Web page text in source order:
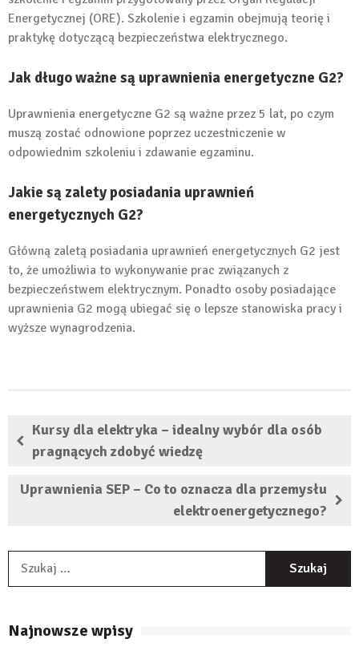
Energetycznej (ORE). Szkolenie i egzamin obejmują teorię i
praktykę dotyczącą bezpieczeństwa elektrycznego.
Jak długo ważne są uprawnienia energetyczne G2?
Uprawnienia energetyczne G2 są ważne przez 5 lat, po czym
muszą zostać odnowione poprzez uczestniczenie w
odpowiednim szkoleniu i zdawanie egzaminu.
Jakie są zalety posiadania uprawnień
energetycznych G2?
Główną zaletą posiadania uprawnień energetycznych G2 jest
to, że umożliwia to wykonywanie prac związanych z
bezpieczeństwem elektrycznym. Ponadto osoby posiadające
uprawnienia G2 mogą ubiegać się o lepsze stanowiska pracy i
wyższe wynagrodzenia.
Kursy dla elektryka – idealny wybór dla osób
pragnących zdobyć wiedzę
Uprawnienia SEP – Co to oznacza dla przemysłu
elektroenergetycznego?
Najnowsze wpisy